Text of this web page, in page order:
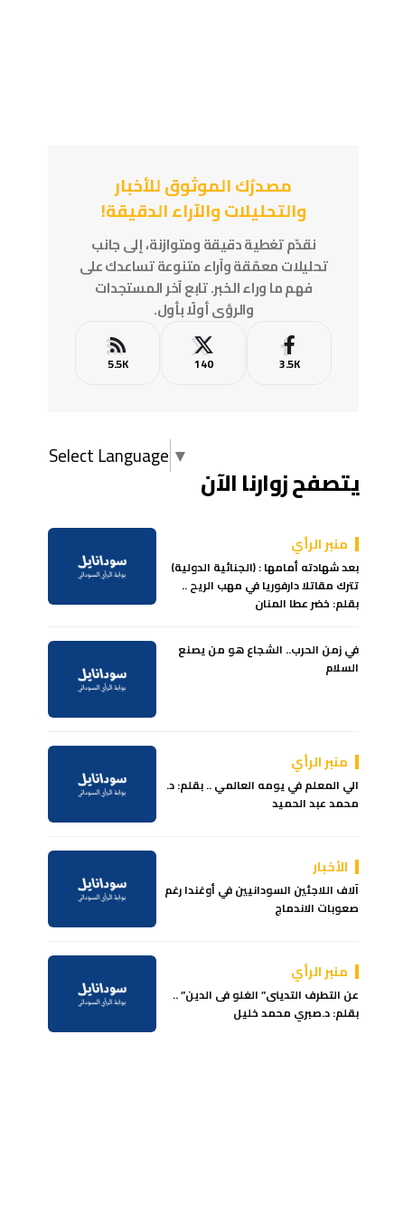
مصدرُك الموثوق للأخبار
والتحليلات والآراء الدقيقة!
نقدّم تغطية دقيقة ومتوازنة، إلى جانب
تحليلات معمّقة وآراء متنوعة تساعدك على
فهم ما وراء الخبر. تابع آخر المستجدات
والرؤى أولًا بأول.
3.5K
140
5.5K
Select Language ▼
يتصفح زوارنا الآن
منبر الرأي
بعد شهادته أمامها : (الجنائية الدولية)
تترك مقاتلا دارفوريا في مهب الريح ..
بقلم: خضر عطا المنان
في زمن الحرب.. الشجاع هو من يصنع
السلام
منبر الرأي
الي المعلم في يومه العالمي .. بقلم: د.
محمد عبد الحميد
الأخبار
آلاف اللاجئين السودانيين في أوغندا رغم
صعوبات الاندماج
منبر الرأي
عن التطرف التدينى” الغلو فى الدين” ..
بقلم: د.صبري محمد خليل